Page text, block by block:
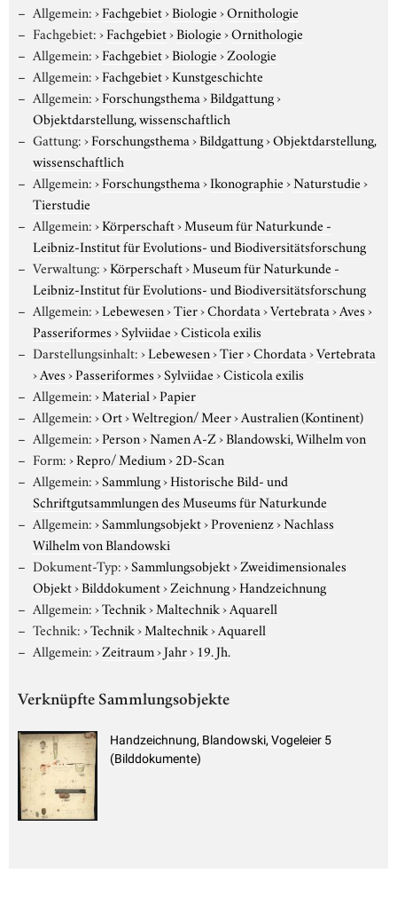
Allgemein:›Fachgebiet›Biologie›Ornithologie
Fachgebiet:›Fachgebiet›Biologie›Ornithologie
Allgemein:›Fachgebiet›Biologie›Zoologie
Allgemein:›Fachgebiet›Kunstgeschichte
Allgemein:›Forschungsthema›Bildgattung›
Objektdarstellung, wissenschaftlich
Gattung:›Forschungsthema›Bildgattung›Objektdarstellung,
wissenschaftlich
Allgemein:›Forschungsthema›Ikonographie›Naturstudie›
Tierstudie
Allgemein:›Körperschaft›Museum für Naturkunde -
Leibniz-Institut für Evolutions- und Biodiversitätsforschung
Verwaltung:›Körperschaft›Museum für Naturkunde -
Leibniz-Institut für Evolutions- und Biodiversitätsforschung
Allgemein:›Lebewesen›Tier›Chordata›Vertebrata›Aves›
Passeriformes›Sylviidae›Cisticola exilis
Darstellungsinhalt:›Lebewesen›Tier›Chordata›Vertebrata
›Aves›Passeriformes›Sylviidae›Cisticola exilis
Allgemein:›Material›Papier
Allgemein:›Ort›Weltregion/ Meer›Australien (Kontinent)
Allgemein:›Person›Namen A-Z›Blandowski, Wilhelm von
Form:›Repro/ Medium›2D-Scan
Allgemein:›Sammlung›Historische Bild- und
Schriftgutsammlungen des Museums für Naturkunde
Allgemein:›Sammlungsobjekt›Provenienz›Nachlass
Wilhelm von Blandowski
Dokument-Typ:›Sammlungsobjekt›Zweidimensionales
Objekt›Bilddokument›Zeichnung›Handzeichnung
Allgemein:›Technik›Maltechnik›Aquarell
Technik:›Technik›Maltechnik›Aquarell
Allgemein:›Zeitraum›Jahr› 19. Jh.
Verknüpfte Sammlungsobjekte
Handzeichnung, Blandowski, Vogeleier 5
(Bilddokumente)